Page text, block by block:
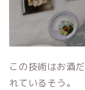
この技術はお酒
れているそう。